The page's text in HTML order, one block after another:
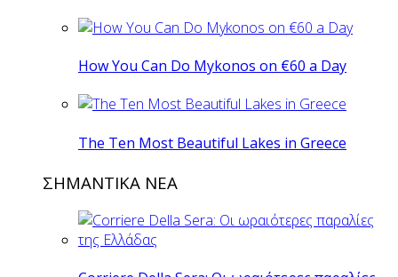
How You Can Do Mykonos on €60 a Day
The Ten Most Beautiful Lakes in Greece
ΣΗΜΑΝΤΙΚΑ ΝΕΑ